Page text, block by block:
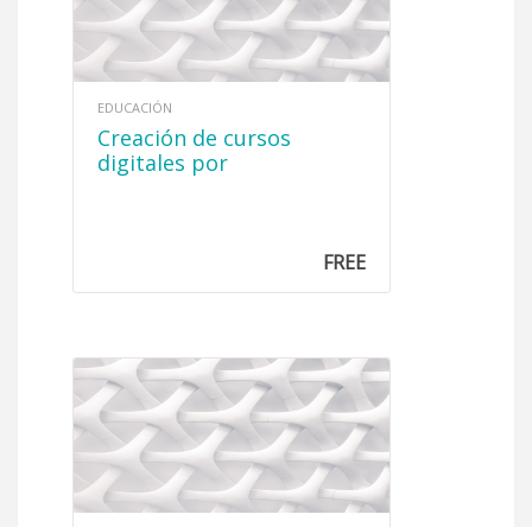
EDUCACIÓN
Creación de cursos
digitales por
FREE